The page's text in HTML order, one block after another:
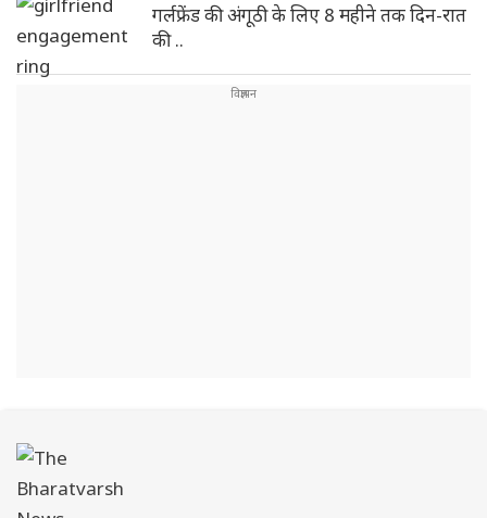
गर्लफ्रेंड की अंगूठी के लिए 8 महीने तक दिन-रात
की ..